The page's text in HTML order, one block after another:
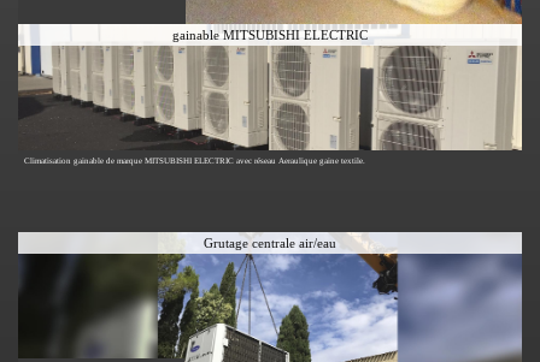
gainable MITSUBISHI ELECTRIC
Climatisation gainable de marque MITSUBISHI ELECTRIC avec réseau Aeraulique gaine textile.
Grutage centrale air/eau